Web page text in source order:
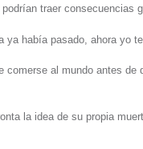
traer consecuencias
ya había pasado, ahora yo
comerse al mundo antes
la idea de su propia